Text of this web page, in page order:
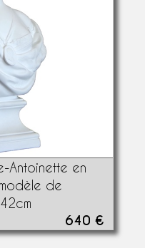
Antoinette en
de
640 €